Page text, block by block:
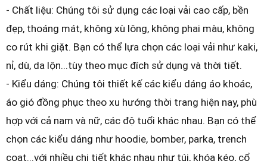
- Chất liệu: Chúng tôi sử dụng các loại vải cao cấp, bền
đẹp, thoáng mát, không xù lông, không phai màu, không
co rút khi giặt. Bạn có thể lựa chọn các loại vải như kaki,
nỉ, dù, da lộn...tùy theo mục đích sử dụng và thời tiết.
- Kiểu dáng: Chúng tôi thiết kế các kiểu dáng áo khoác,
áo gió đồng phục theo xu hướng thời trang hiện nay, phù
hợp với cả nam và nữ, các độ tuổi khác nhau. Bạn có thể
chọn các kiểu dáng như hoodie, bomber, parka, trench
coat...với nhiều chi tiết khác nhau như túi, khóa kéo, cổ